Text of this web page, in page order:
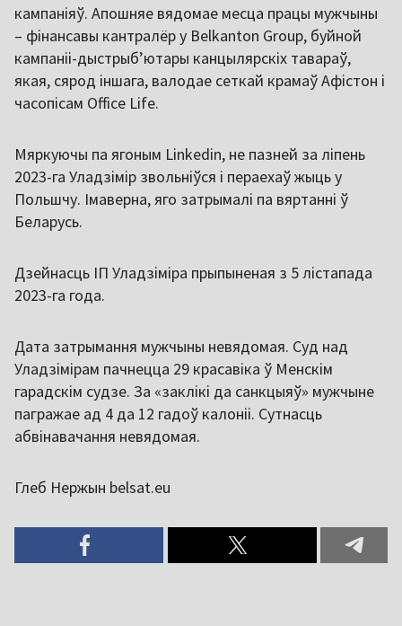
кампаніяў. Апошняе вядомае месца працы мужчыны
– фінансавы кантралёр у Belkanton Group, буйной
кампаніі-дыстрыбʼютары канцылярскіх тавараў,
якая, сярод іншага, валодае сеткай крамаў Афістон і
часопісам Office Life.
Мяркуючы па ягоным Linkedin, не пазней за ліпень
2023-га Уладзімір звольніўся і пераехаў жыць у
Польшчу. Імаверна, яго затрымалі па вяртанні ў
Беларусь.
Дзейнасць ІП Уладзіміра прыпыненая з 5 лістапада
2023-га года.
Дата затрымання мужчыны невядомая. Суд над
Уладзімірам пачнецца 29 красавіка ў Менскім
гарадскім судзе. За «заклікі да санкцыяў» мужчыне
пагражае ад 4 да 12 гадоў калоніі. Сутнасць
абвінавачання невядомая.
Глеб Нержын belsat.eu